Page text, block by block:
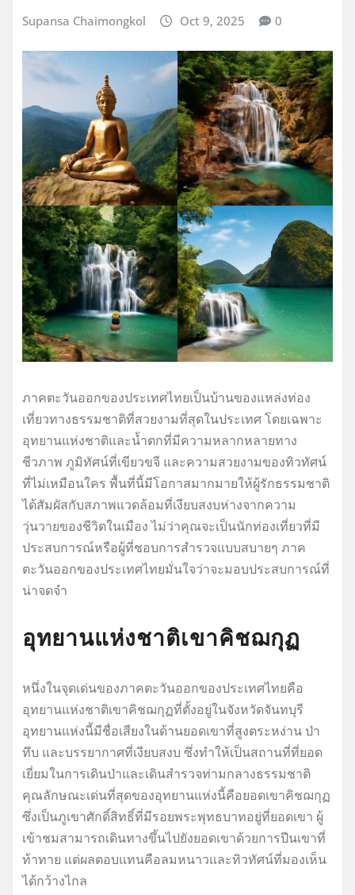
Supansa Chaimongkol Oct 9, 2025 0
ภาคตะวันออกของประเทศไทยเป็นบ้านของแหล่งท่อง
เที่ยวทางธรรมชาติที่สวยงามที่สุดในประเทศ โดยเฉพาะ
อุทยานแห่งชาติและน้ำตกที่มีความหลากหลายทาง
ชีวภาพ ภูมิทัศน์ที่เขียวขจี และความสวยงามของทิวทัศน์
ที่ไม่เหมือนใคร พื้นที่นี้มีโอกาสมากมายให้ผู้รักธรรมชาติ
ได้สัมผัสกับสภาพแวดล้อมที่เงียบสงบห่างจากความ
วุ่นวายของชีวิตในเมือง ไม่ว่าคุณจะเป็นนักท่องเที่ยวที่มี
ประสบการณ์หรือผู้ที่ชอบการสำรวจแบบสบายๆ ภาค
ตะวันออกของประเทศไทยมั่นใจว่าจะมอบประสบการณ์ที่
น่าจดจำ
อุทยานแห่งชาติเขาคิชฌกุฏ
หนึ่งในจุดเด่นของภาคตะวันออกของประเทศไทยคือ
อุทยานแห่งชาติเขาคิชฌกุฏที่ตั้งอยู่ในจังหวัดจันทบุรี
อุทยานแห่งนี้มีชื่อเสียงในด้านยอดเขาที่สูงตระหง่าน ป่า
ทึบ และบรรยากาศที่เงียบสงบ ซึ่งทำให้เป็นสถานที่ที่ยอด
เยี่ยมในการเดินป่าและเดินสำรวจท่ามกลางธรรมชาติ
คุณลักษณะเด่นที่สุดของอุทยานแห่งนี้คือยอดเขาคิชฌกุฏ
ซึ่งเป็นภูเขาศักดิ์สิทธิ์ที่มีรอยพระพุทธบาทอยู่ที่ยอดเขา ผู้
เข้าชมสามารถเดินทางขึ้นไปยังยอดเขาด้วยการปีนเขาที่
ท้าทาย แต่ผลตอบแทนคือลมหนาวและทิวทัศน์ที่มองเห็น
ได้กว้างไกล